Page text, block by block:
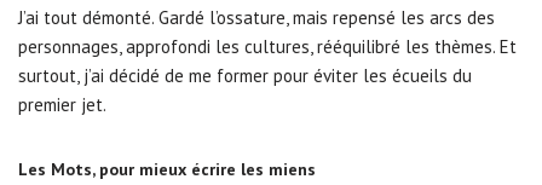
J’ai tout démonté. Gardé l’ossature, mais repensé les arcs des
personnages, approfondi les cultures, rééquilibré les thèmes. Et
surtout, j’ai décidé de me former pour éviter les écueils du
premier jet.
Les Mots, pour mieux écrire les miens